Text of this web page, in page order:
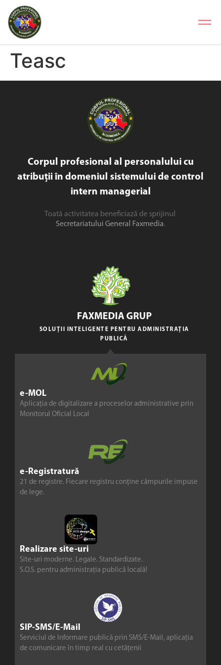
Teasc
Corpul profesional al personalului cu
atribuții în domeniul sistemului de control
intern managerial
Toată activitatea beneficiază de sprijinul
Secretariatului General Faxmedia.
e-MOL
Aplicația de digitalizare a proceselor administrative prin
Monitorul Oficial Local
e-Registratură
21 de registre. Fiecare registru conține câmpurile impuse
de lege.
Realizare site-uri
Site-uri moderne. Legale. Standardizate.
S.O.S. pentru administrația publică locală!
SIP-SMS/E-Mail
Serviciul de Informare publică prin SMS/E-Mail, aplicația
de comunicare în timp real cu cetățenii
FAXMEDIA GRUP
SOLUȚII INTELIGENTE PENTRU ADMINISTRAȚIA
PUBLICĂ